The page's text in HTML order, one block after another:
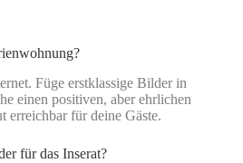
Füge erstklassige Bilder in
einen positiven, aber ehrlichen
erreichbar für deine Gäste.
für das Inserat?